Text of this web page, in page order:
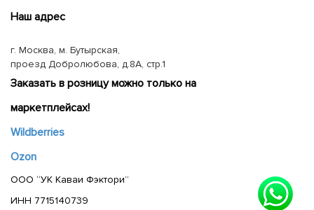
Наш адрес
г. Москва, м. Бутырская,
проезд Добролюбова, д.8А, стр.1
Заказать в розницу можно только на
маркетплейсах!
Wildberries
Ozon
ООО “УК Каваи Фэктори”
ИНН 7715140739